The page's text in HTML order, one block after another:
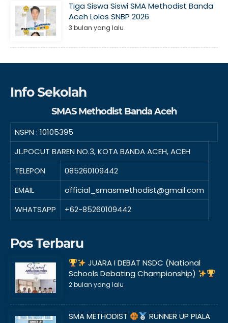
Tiga Siswa Siswi SMA Methodist Banda
Aceh Lolos SNBP 2026
3 bulan yang lalu
Info Sekolah
SMAS Methodist Banda Aceh
NSPN : 10105395
JL.POCUT BAREN NO.3, KOTA BANDA ACEH, ACEH
TELEPON
085260109442
EMAIL
official_smasmethodist@gmail.com
WHATSAPP
+62-85260109442
Pos Terbaru
JUARA I DEBAT NSDC (National
Schools Debating Championship)
2 bulan yang lalu
SMA METHODIST
RUNNER UP PIALA